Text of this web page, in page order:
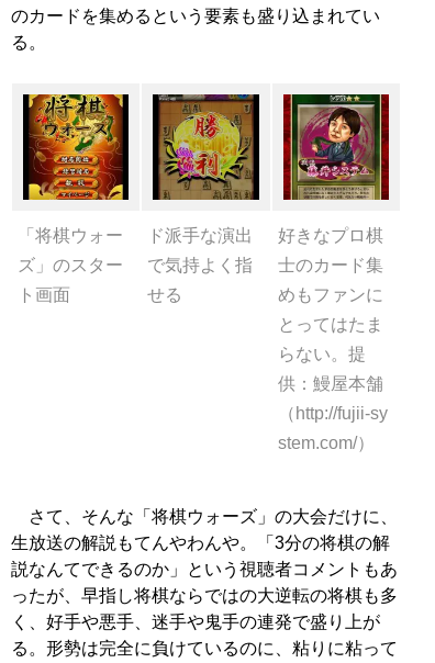
のカードを集めるという要素も盛り込まれてい
る。
「将棋ウォー
ズ」のスター
ト画面
ド派手な演出
で気持よく指
せる
好きなプロ棋
士のカード集
めもファンに
とってはたま
らない。提
供：鰻屋本舗
（http://fujii-sy
stem.com/）
さて、そんな「将棋ウォーズ」の大会だけに、
生放送の解説もてんやわんや。「3分の将棋の解
説なんてできるのか」という視聴者コメントもあ
ったが、早指し将棋ならではの大逆転の将棋も多
く、好手や悪手、迷手や鬼手の連発で盛り上が
る。形勢は完全に負けているのに、粘りに粘って